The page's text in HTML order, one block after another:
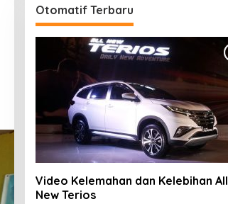
Otomatif Terbaru
Video Kelemahan dan Kelebihan All
New Terios